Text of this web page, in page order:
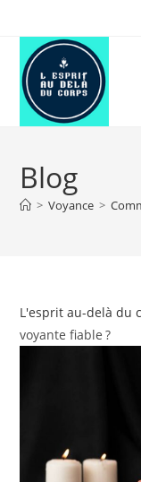
content
Blog
> Voyance >
L'esprit au-delà du
voyante fiable ?